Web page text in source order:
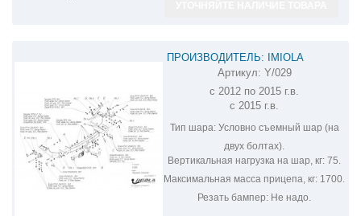
ПРОИЗВОДИТЕЛЬ: IMIOLA
ФАРКОП НА MITSUBISHI OUTLANDER
Y/029
Артикул: Y/029
с 2012 по 2015 г.в.
с 2015 г.в.
Тип шара:Условно съемный шар (на
двух болтах).
Вертикальная нагрузка на шар, кг: 75.
Максимальная масса прицепа, кг: 1700.
Резать бампер: Не надо.